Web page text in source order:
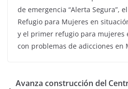
de emergencia “Alerta Segura”,
Refugio para Mujeres en
y el primer refugio para mujeres
con problemas de adicciones en
Avanza construcción del